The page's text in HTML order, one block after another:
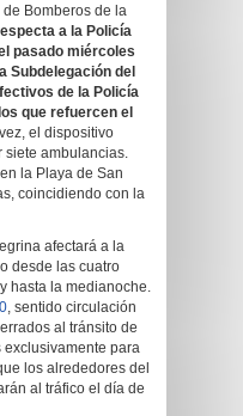
Bomberos de la
a la Policía
pasado miércoles
Subdelegación del
de la Policía
que refuercen el
el dispositivo
ambulancias.
la Playa de San
coincidiendo con la
afectará a la
desde las cuatro
hasta la medianoche.
, sentido circulación
al tránsito de
para
los alrededores del
al tráfico el día de